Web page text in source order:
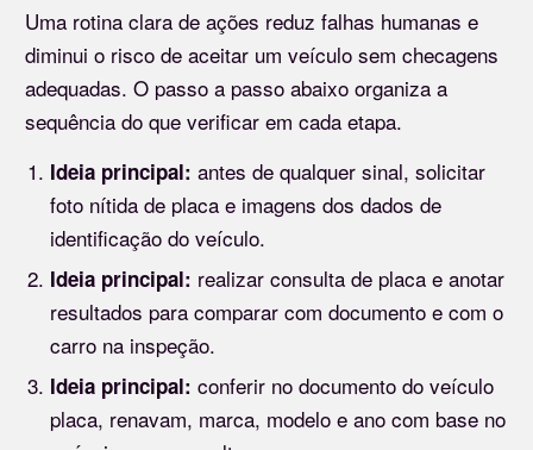
Uma rotina clara de ações reduz falhas humanas e
diminui o risco de aceitar um veículo sem checagens
adequadas. O passo a passo abaixo organiza a
sequência do que verificar em cada etapa.
Ideia principal: antes de qualquer sinal, solicitar
foto nítida de placa e imagens dos dados de
identificação do veículo.
Ideia principal: realizar consulta de placa e anotar
resultados para comparar com documento e com o
carro na inspeção.
Ideia principal: conferir no documento do veículo
placa, renavam, marca, modelo e ano com base no